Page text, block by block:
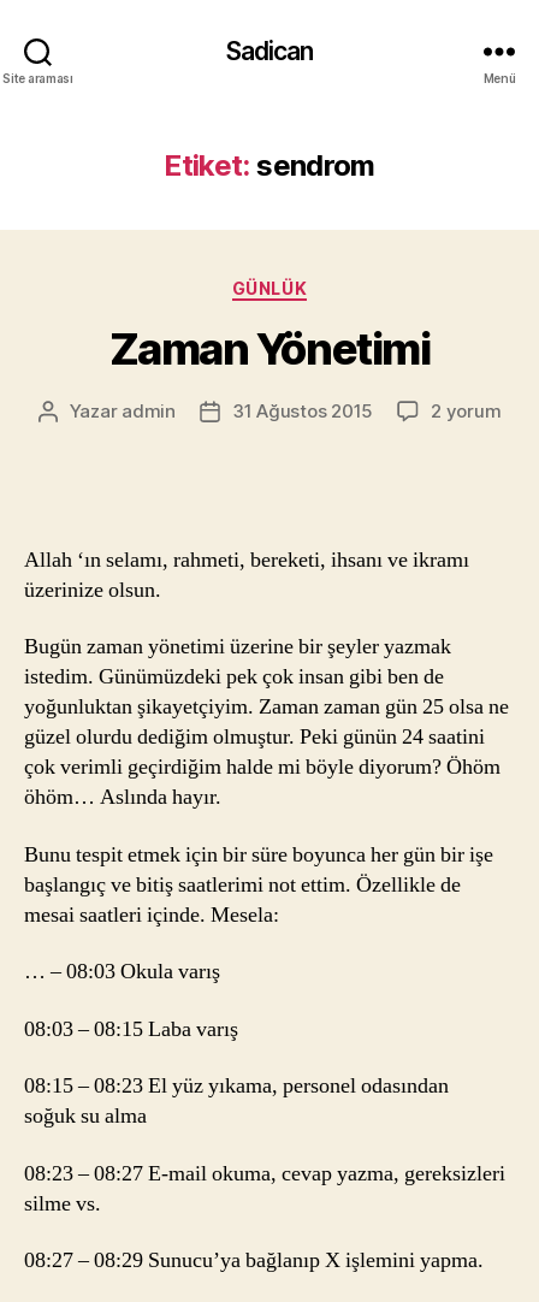
Site araması
Sadican
Menü
Etiket: sendrom
Kategoriler
GÜNLÜK
Zaman Yönetimi
Yazının
Yazar admin
Yazı31 Ağustos 2015
Zaman
2 yorum
Allah ‘ın selamı, rahmeti, bereketi, ihsanı ve ikramı
üzerinize olsun.
Bugün zaman yönetimi üzerine bir şeyler yazmak
istedim. Günümüzdeki pek çok insan gibi ben de
yoğunluktan şikayetçiyim. Zaman zaman gün 25 olsa ne
güzel olurdu dediğim olmuştur. Peki günün 24 saatini
çok verimli geçirdiğim halde mi böyle diyorum? Öhöm
öhöm… Aslında hayır.
Bunu tespit etmek için bir süre boyunca her gün bir işe
başlangıç ve bitiş saatlerimi not ettim. Özellikle de
mesai saatleri içinde. Mesela:
… – 08:03 Okula varış
08:03 – 08:15 Laba varış
08:15 – 08:23 El yüz yıkama, personel odasından
soğuk su alma
08:23 – 08:27 E-mail okuma, cevap yazma, gereksizleri
silme vs.
08:27 – 08:29 Sunucu’ya bağlanıp X işlemini yapma.